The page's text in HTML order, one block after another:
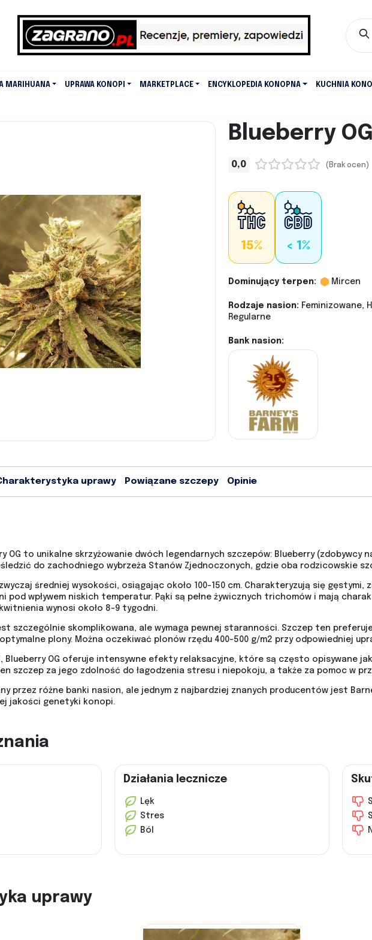
MARIHUANA UPRAWA KONOPI MARKETPLACE ENCYKLOPEDIA KONOPNA KUCHNIA
Blueberry OG
0,0 (Brak ocen)
15% < 1%
Dominujący terpen: Mircen
Rodzaje nasion: Feminizowane,
Regularne
Bank nasion:
uprawy Powiązane szczepy Opinie
OG to unikalne skrzyżowanie dwóch legendarnych szczepów: Blueberry (zdobywcy
do zachodniego wybrzeża Stanów Zjednoczonych, gdzie oba rodzicowskie
średniej wysokości, osiągając około 100-150 cm. Charakteryzują się
pod wpływem niskich temperatur. Pąki są pełne żywicznych trichomów i mają
wynosi około 8-9 tygodni.
szczególnie skomplikowana, ale wymaga pewnej staranności. Szczep ten
plony. Można oczekiwać plonów rzędu 400-500 g/m2 przy odpowiedniej
Blueberry OG oferuje intensywne efekty relaksacyjne, które są często opisywane
szczep za jego zdolność do łagodzenia stresu i niepokoju, a także za pomoc w
przez różne banki nasion, ale jednym z najbardziej znanych producentów jest
jakości genetyki konopi.
Działania lecznicze
Lęk
Stres
Ból
uprawy